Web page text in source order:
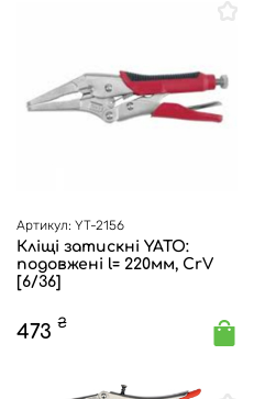
Артикул: YT-2156
Кліщі затискні YATO:
подовжені l= 220мм, CrV
[6/36]
473 ₴